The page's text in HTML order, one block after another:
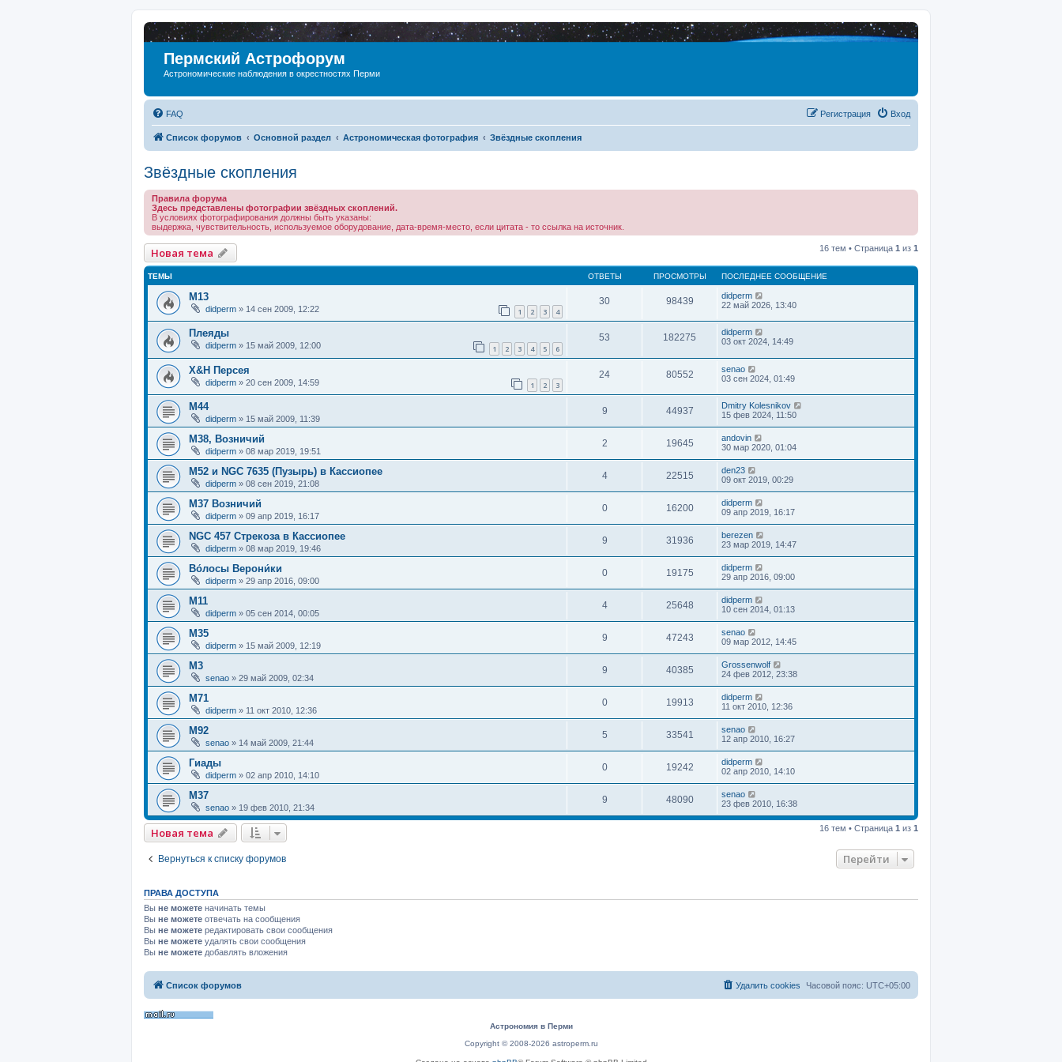
Пермский Астрофорум
Астрономические наблюдения в окрестностях Перми
FAQ Вход
Регистрация
Список форумов Основной раздел Астрономическая фотография Звёздные скопления
Звёздные скопления
Правила форума
Здесь представлены фотографии звёздных скоплений.
В условиях фотографирования должны быть указаны:
выдержка, чувствительность, используемое оборудование, дата-время-место, если цитата - то ссылка на источник.
Новая тема 16 тем • Страница 1 из 1
ТЕМЫ ОТВЕТЫ ПРОСМОТРЫ ПОСЛЕДНЕЕ СООБЩЕНИЕ
M13
didperm » 14 сен 2009, 12:22 1 2 3 4
30 98439
didperm
22 май 2026, 13:40
Плеяды
didperm » 15 май 2009, 12:00 1 2 3 4 5 6
53 182275
didperm
03 окт 2024, 14:49
X&H Персея
didperm » 20 сен 2009, 14:59 1 2 3
24 80552
senao
03 сен 2024, 01:49
M44
didperm » 15 май 2009, 11:39
9 44937
Dmitry Kolesnikov
15 фев 2024, 11:50
M38, Возничий
didperm » 08 мар 2019, 19:51
2 19645
andovin
30 мар 2020, 01:04
M52 и NGC 7635 (Пузырь) в Кассиопее
didperm » 08 сен 2019, 21:08
4 22515
den23
09 окт 2019, 00:29
M37 Возничий
didperm » 09 апр 2019, 16:17
0 16200
didperm
09 апр 2019, 16:17
NGC 457 Стрекоза в Кассиопее
didperm » 08 мар 2019, 19:46
9 31936
berezen
23 мар 2019, 14:47
Во́лосы Верони́ки
didperm » 29 апр 2016, 09:00
0 19175
didperm
29 апр 2016, 09:00
M11
didperm » 05 сен 2014, 00:05
4 25648
didperm
10 сен 2014, 01:13
M35
didperm » 15 май 2009, 12:19
9 47243
senao
09 мар 2012, 14:45
М3
senao » 29 май 2009, 02:34
9 40385
Grossenwolf
24 фев 2012, 23:38
M71
didperm » 11 окт 2010, 12:36
0 19913
didperm
11 окт 2010, 12:36
M92
senao » 14 май 2009, 21:44
5 33541
senao
12 апр 2010, 16:27
Гиады
didperm » 02 апр 2010, 14:10
0 19242
didperm
02 апр 2010, 14:10
М37
senao » 19 фев 2010, 21:34
9 48090
senao
23 фев 2010, 16:38
Новая тема 16 тем • Страница 1 из 1
Вернуться к списку форумов Перейти
ПРАВА ДОСТУПА
Вы не можете начинать темы
Вы не можете отвечать на сообщения
Вы не можете редактировать свои сообщения
Вы не можете удалять свои сообщения
Вы не можете добавлять вложения
Список форумов Часовой пояс: UTC+05:00
Удалить cookies
Астрономия в Перми
Copyright © 2008-2026 astroperm.ru